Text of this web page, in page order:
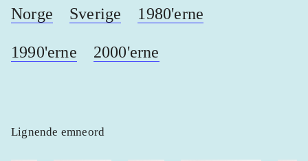
Norge Sverige 1980'erne
1990'erne 2000'erne
Lignende emneord